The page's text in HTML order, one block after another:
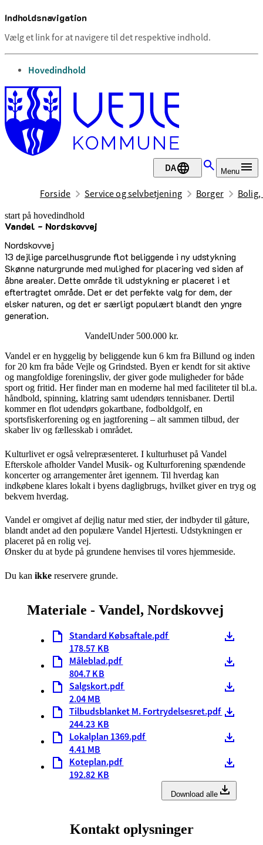
Indholdsnavigation
Vælg et link for at navigere til det respektive indhold.
gå til
Hovedindhold
DA Menu
Forside Service og selvbetjening Borger
start på hovedindhold
Vandel - Nordskovvej
Nordskovvej
13 dejlige parcelhusgrunde flot beliggende i ny udstykning
Skønne naturgrunde med mulighed for placering ved siden af
åbne arealer. Dette område til udstykning er placeret i et
eftertragtet område. Det er det perfekte valg for dem, der
elsker naturen, og det er særligt populært blandt den yngre
generation.
senest opdateret 27. april 2026
VandelUnder 500.000 kr.
Vandel er en hyggelig by beliggende kun 6 km fra Billund og inden
for 20 km fra både Vejle og Grindsted. Byen er kendt for sit aktive
og mangfoldige foreningsliv, der giver gode muligheder for både
sport og fritid. Her finder man en moderne hal med faciliteter til bl.a.
håndbold, spinning, klatring samt udendørs tennisbaner. Dertil
kommer en flot udendørs gokartbane, fodboldgolf, en
sportsfiskerforening og en jagtforening – alt sammen tilbud, der
skaber liv og fællesskab i området.
Kulturlivet er også velrepræsenteret. I kulturhuset på Vandel
Efterskole afholder Vandel Musik- og Kulturforening spændende
koncerter og arrangementer året igennem. Til hverdag kan
indkøbene klares lokalt i byens dagligbrugs, hvilket giver en tryg og
bekvem hverdag.
Vandel er omgivet af dejlig natur med stier, der indbyder til gåture,
blandt andet ad den populære Vandel Hjertesti. Udstykningen er
placeret på en rolig vej.
Ønsker du at byde på grundene henvises til vores hjemmeside.
Du kan ikke reservere grunde.
Materiale - Vandel, Nordskovvej
Standard Købsaftale.pdf
178.57 KB
Måleblad.pdf
804.7 KB
Salgskort.pdf
2.04 MB
Tilbudsblanket M. Fortrydelsesret.pdf
244.23 KB
Lokalplan 1369.pdf
4.41 MB
Koteplan.pdf
192.82 KB
Download alle
Kontakt oplysninger